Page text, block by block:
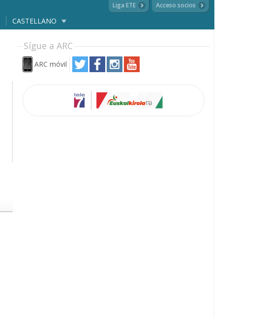
CASTELLANO
Liga ETE Acceso socios
Sígue a ARC
ARC móvil